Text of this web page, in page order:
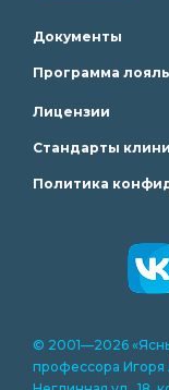
Документы
Программа
Лицензии
Стандарты
Политика
© 2001—2026
профессора Игоря